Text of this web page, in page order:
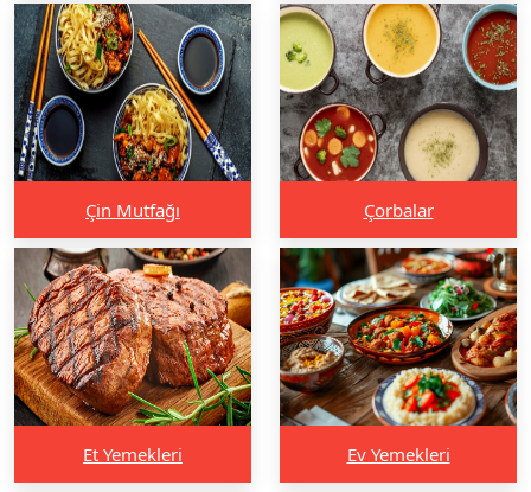
Çin Mutfağı Çorbalar
Et Yemekleri Ev Yemekleri